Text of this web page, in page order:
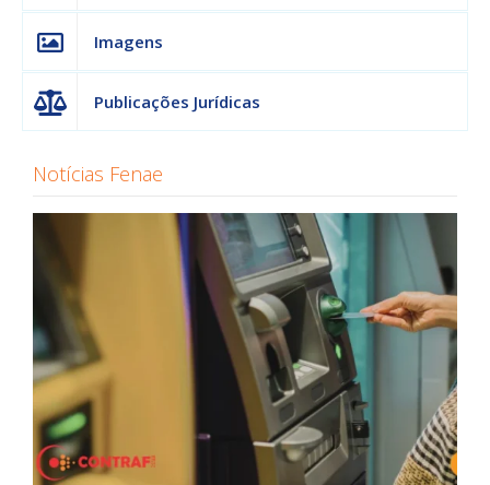
Imagens
Publicações Jurídicas
Notícias Fenae